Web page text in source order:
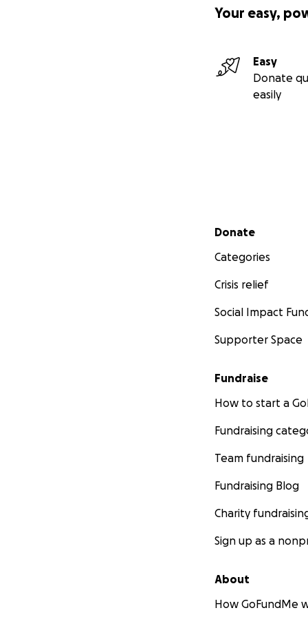
Your easy,
Easy
Donate
easily
Secondary menu
Donate
Categories
Crisis relief
Social Impact
Supporter Space
Fundraise
How to start a
Fundraising
Team fundraising
Fundraising Blog
Charity
Sign up as a
About
How GoFundMe